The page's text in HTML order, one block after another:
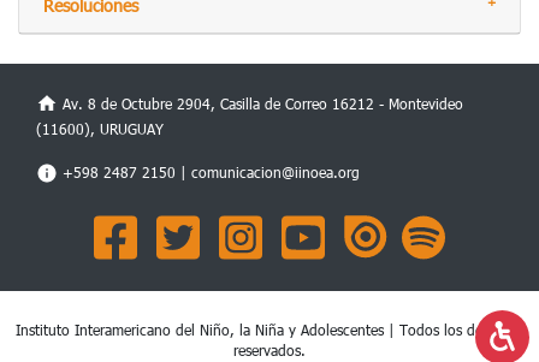
Resoluciones
Av. 8 de Octubre 2904, Casilla de Correo 16212 - Montevideo
(11600), URUGUAY
+598 2487 2150 | comunicacion@iinoea.org
Instituto Interamericano del Niño, la Niña y Adolescentes | Todos los derechos
reservados.